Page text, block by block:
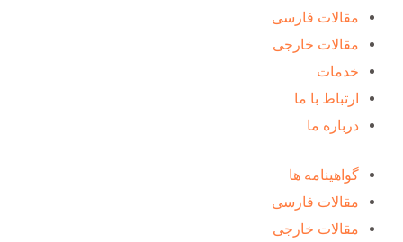
مقالات فارسی
مقالات خارجی
خدمات
ارتباط با ما
درباره ما
گواهینامه ها
مقالات فارسی
مقالات خارجی